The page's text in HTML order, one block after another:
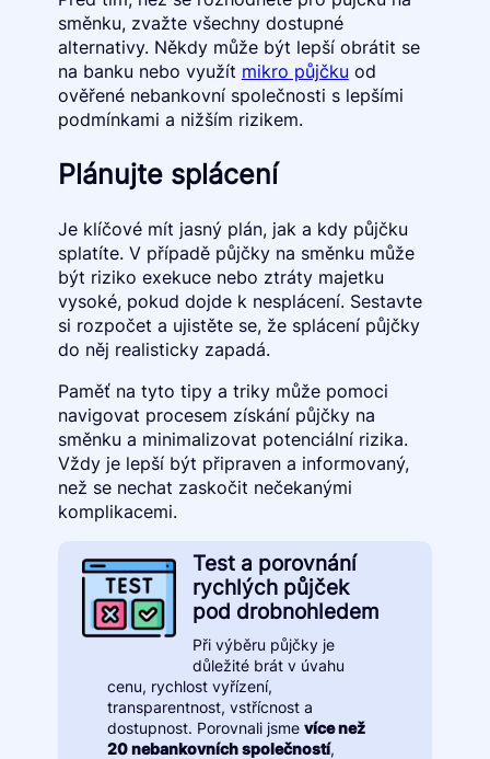
směnku, zvažte všechny dostupné
alternativy. Někdy může být lepší obrátit se
na banku nebo využít mikro půjčku od
ověřené nebankovní společnosti s lepšími
podmínkami a nižším rizikem.
Plánujte splácení
Je klíčové mít jasný plán, jak a kdy půjčku
splatíte. V případě půjčky na směnku může
být riziko exekuce nebo ztráty majetku
vysoké, pokud dojde k nesplácení. Sestavte
si rozpočet a ujistěte se, že splácení půjčky
do něj realisticky zapadá.
Paměť na tyto tipy a triky může pomoci
navigovat procesem získání půjčky na
směnku a minimalizovat potenciální rizika.
Vždy je lepší být připraven a informovaný,
než se nechat zaskočit nečekanými
komplikacemi.
Test a porovnání
rychlých půjček
pod drobnohledem
Při výběru půjčky je
důležité brát v úvahu
cenu, rychlost vyřízení,
transparentnost, vstřícnost a
dostupnost. Porovnali jsme více než
20 nebankovních společností,